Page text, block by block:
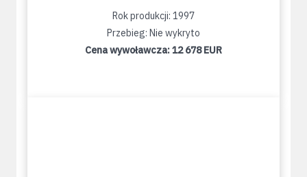
Rok produkcji: 1997
Przebieg: Nie wykryto
Cena wywoławcza:12 678 EUR